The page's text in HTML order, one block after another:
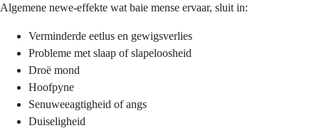
Algemene newe-effekte wat baie mense ervaar, sluit in:
Verminderde eetlus en gewigsverlies
Probleme met slaap of slapeloosheid
Droë mond
Hoofpyne
Senuweeagtigheid of angs
Duiseligheid